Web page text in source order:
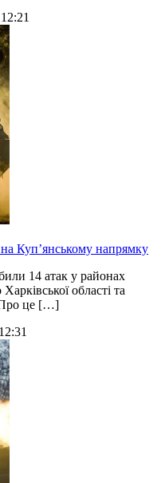
на Куп’янському напрямку
14 атак у районах
області та
Про це […]